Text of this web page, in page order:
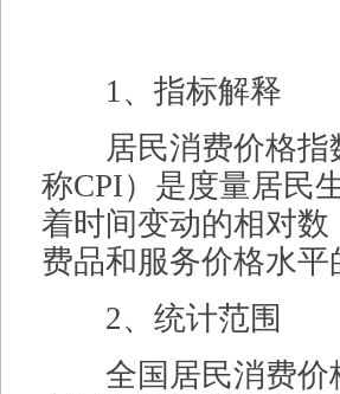
1、指标解释
居民消费价格指数
称CPI）是度量居民
着时间变动的相对
费品和服务价格水平
2、统计范围
全国居民消费价